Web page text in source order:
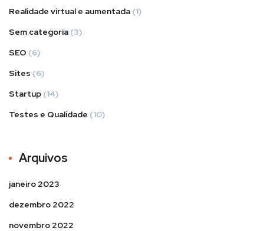
Realidade virtual e aumentada (1)
Sem categoria (3)
SEO (6)
Sites (6)
Startup (14)
Testes e Qualidade (10)
Arquivos
janeiro 2023
dezembro 2022
novembro 2022